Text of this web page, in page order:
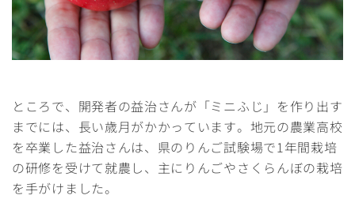
ところで、開発者の益治さんが「ミニふじ」を作り出す
までには、長い歳月がかかっています。地元の農業高校
を卒業した益治さんは、県のりんご試験場で1年間栽培
の研修を受けて就農し、主にりんごやさくらんぼの栽培
を手がけました。